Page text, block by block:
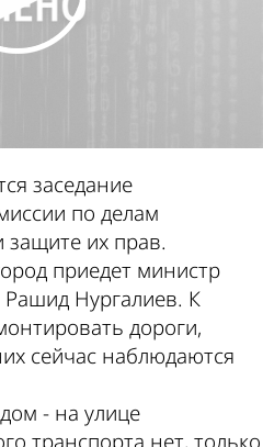
заседание
по делам
их прав.
приедет министр
Рашид Нургалиев. К
дороги,
сейчас наблюдаются
- на улице
транспорта нет, только